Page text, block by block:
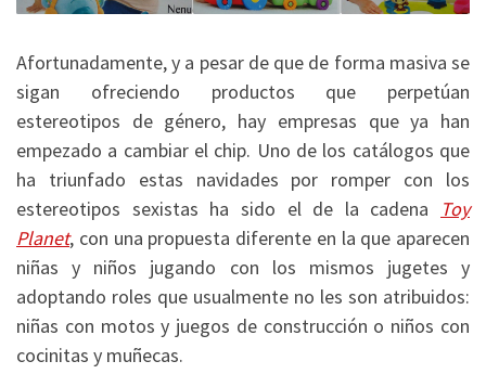
Afortunadamente, y a pesar de que de forma masiva se
sigan ofreciendo productos que perpetúan
estereotipos de género, hay empresas que ya han
empezado a cambiar el chip. Uno de los catálogos que
ha triunfado estas navidades por romper con los
estereotipos sexistas ha sido el de la cadena
Toy
Planet, con una propuesta diferente en la que aparecen
niñas y niños jugando con los mismos jugetes y
adoptando roles que usualmente no les son atribuidos:
niñas con motos y juegos de construcción o niños con
cocinitas y muñecas.